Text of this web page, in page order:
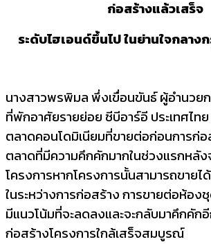
ก่อสร้างแล้วเสร็จ
ระดับไฮเอนด์ขึ้นไป ในย่านใจกลาง
นางสาวพรพิมล พึ่งเขื่อนขันธ์ ผู้อำนวย
ที่พักอาศัยรายย่อย ซีบีอาร์อี ประเทศไทย
ตลาดคอนโดมิเนียมที่ขายต่อก่อนการก่อ
ตลาดที่มีความคึกคักมากในช่วงแรกหลัง
โครงการหากโครงการนั้นสามารถขาย
ในระหว่างการก่อสร้าง การขายต่อห้อง
มีแนวโน้มที่จะลดลงและจะกลับมาคึกคัก
ก่อสร้างโครงการใกล้เสร็จสมบูรณ์